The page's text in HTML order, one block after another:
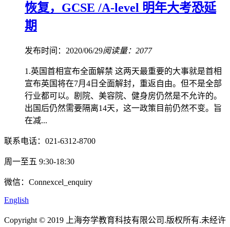
恢复，GCSE /A-level 明年大考恐延
期
发布时间：2020/06/29阅读量：2077
1.英国首相宣布全面解禁 这两天最重要的大事就是首相
宣布英国将在7月4日全面解封，重返自由。但不是全部
行业都可以。剧院、美容院、健身房仍然是不允许的。
出国后仍然需要隔离14天，这一政策目前仍然不变。旨
在减...
联系电话：021-6312-8700
周一至五 9:30-18:30
微信：Connexcel_enquiry
English
Copyright © 2019 上海夯学教育科技有限公司.版权所有.未经许